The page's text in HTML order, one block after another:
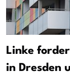
Linke
in Dresden